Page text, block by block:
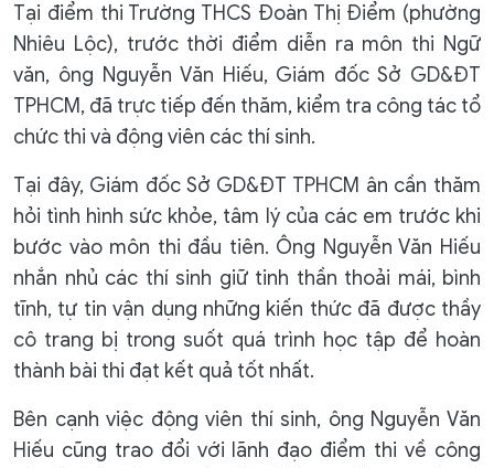
Tại điểm thi Trường THCS Đoàn Thị Điểm (phường
Nhiêu Lộc), trước thời điểm diễn ra môn thi Ngữ
văn, ông Nguyễn Văn Hiếu, Giám đốc Sở GD&ĐT
TPHCM, đã trực tiếp đến thăm, kiểm tra công tác tổ
chức thi và động viên các thí sinh.
Tại đây, Giám đốc Sở GD&ĐT TPHCM ân cần thăm
hỏi tình hình sức khỏe, tâm lý của các em trước khi
bước vào môn thi đầu tiên. Ông Nguyễn Văn Hiếu
nhắn nhủ các thí sinh giữ tinh thần thoải mái, bình
tĩnh, tự tin vận dụng những kiến thức đã được thầy
cô trang bị trong suốt quá trình học tập để hoàn
thành bài thi đạt kết quả tốt nhất.
Bên cạnh việc động viên thí sinh, ông Nguyễn Văn
Hiếu cũng trao đổi với lãnh đạo điểm thi về công